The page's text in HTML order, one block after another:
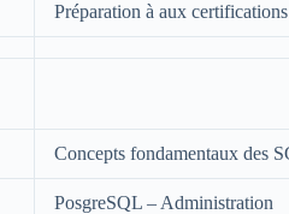
Préparation à aux
Concepts fondamentaux des
PosgreSQL – Administration